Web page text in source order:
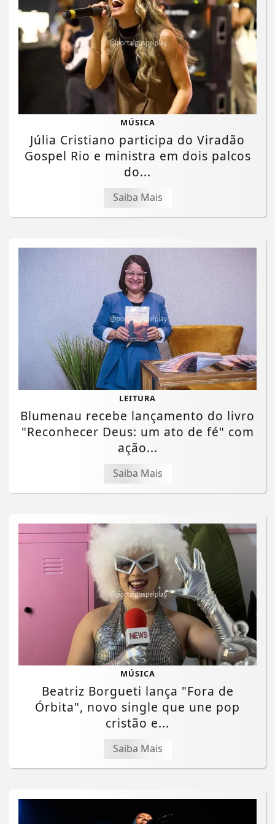
MÚSICA
Júlia Cristiano participa do Viradão
Gospel Rio e ministra em dois palcos
do...
Saiba Mais
LEITURA
Blumenau recebe lançamento do livro
"Reconhecer Deus: um ato de fé" com
ação...
Saiba Mais
MÚSICA
Beatriz Borgueti lança "Fora de
Órbita", novo single que une pop
cristão e...
Saiba Mais